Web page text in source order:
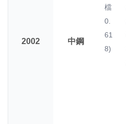
2002 中鋼
檔
0.
61
8)